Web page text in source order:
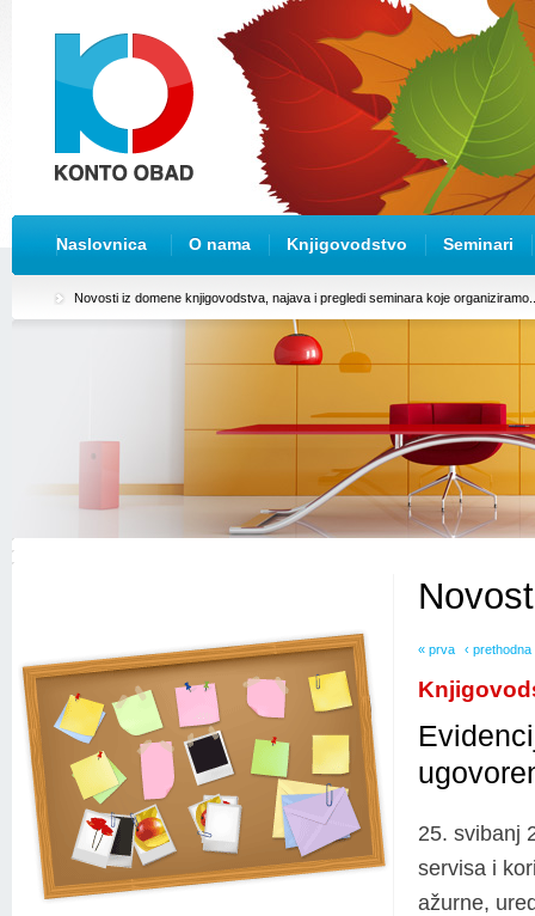
Naslovnica O nama Knjigovodstvo Seminari
Novosti iz domene knjigovodstva, najava i pregledi seminara koje
« prva ‹ prethodna
25. svibanj
servisa i
ažurne,